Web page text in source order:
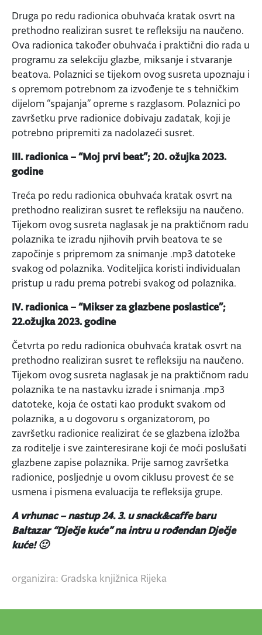
Druga po redu radionica obuhvaća kratak osvrt na
prethodno realiziran susret te refleksiju na naučeno.
Ova radionica također obuhvaća i praktični dio rada u
programu za selekciju glazbe, miksanje i stvaranje
beatova. Polaznici se tijekom ovog susreta upoznaju i
s opremom potrebnom za izvođenje te s tehničkim
dijelom “spajanja” opreme s razglasom. Polaznici po
završetku prve radionice dobivaju zadatak, koji je
potrebno pripremiti za nadolazeći susret.
III. radionica – “Moj prvi beat”; 20. ožujka 2023.
godine
Treća po redu radionica obuhvaća kratak osvrt na
prethodno realiziran susret te refleksiju na naučeno.
Tijekom ovog susreta naglasak je na praktičnom radu
polaznika te izradu njihovih prvih beatova te se
započinje s pripremom za snimanje .mp3 datoteke
svakog od polaznika. Voditeljica koristi individualan
pristup u radu prema potrebi svakog od polaznika.
IV. radionica – “Mikser za glazbene poslastice”;
22.ožujka 2023. godine
Četvrta po redu radionica obuhvaća kratak osvrt na
prethodno realiziran susret te refleksiju na naučeno.
Tijekom ovog susreta naglasak je na praktičnom radu
polaznika te na nastavku izrade i snimanja .mp3
datoteke, koja će ostati kao produkt svakom od
polaznika, a u dogovoru s organizatorom, po
završetku radionice realizirat će se glazbena izložba
za roditelje i sve zainteresirane koji će moći poslušati
glazbene zapise polaznika. Prije samog završetka
radionice, posljednje u ovom ciklusu provest će se
usmena i pismena evaluacija te refleksija grupe.
A vrhunac – nastup 24. 3. u snack&caffe baru
Baltazar “Dječje kuće” na intru u rođendan Dječje
kuće! 🙂
organizira: Gradska knjižnica Rijeka